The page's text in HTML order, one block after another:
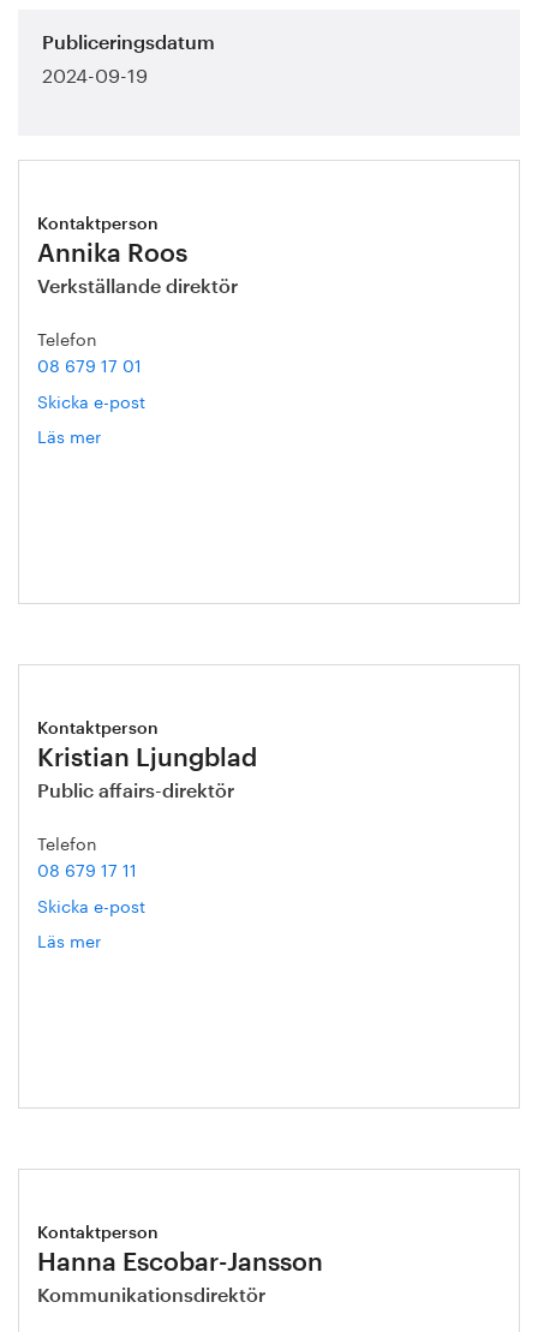
Publiceringsdatum
2024-09-19
Kontaktperson
Annika Roos
Verkställande direktör
Telefon
08 679 17 01
Skicka e-post
Läs mer
Kontaktperson
Kristian Ljungblad
Public affairs-direktör
Telefon
08 679 17 11
Skicka e-post
Läs mer
Kontaktperson
Hanna Escobar-Jansson
Kommunikationsdirektör